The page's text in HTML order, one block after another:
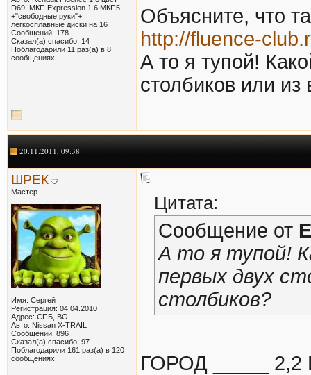
D69. МКП Expression 1.6 МКП5
+"свободные руки"+
легкосплавные диски на 16
Сообщений: 178
Сказал(а) спасибо: 14
Поблагодарили 11 раз(а) в 8
сообщениях
Объясните, что
http://fluence-
А то я тупой!
столбиков или из
20.11.2011, 09:38
ШРЕК
Мастер
Имя: Сергей
Регистрация: 04.04.2010
Адрес: СПБ, ВО
Авто: Nissan X-TRAIL
Сообщений: 896
Сказал(а) спасибо: 97
Поблагодарили 161 раз(а) в 120
сообщениях
Цитата:
Сообщение от
А то я тупой!
первых двух
столбиков?
ГОРОД _____